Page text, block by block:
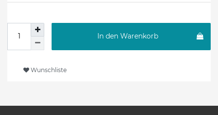
In den Warenkorb
Wunschliste